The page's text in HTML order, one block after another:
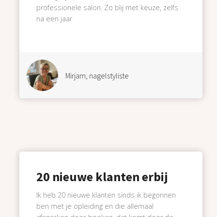
professionele salon. Zo blij met keuze, zelfs
na een jaar
Mirjam, nagelstyliste
20 nieuwe klanten erbij
Ik heb 20 nieuwe klanten sinds ik begonnen
ben met je opleiding en die allemaal